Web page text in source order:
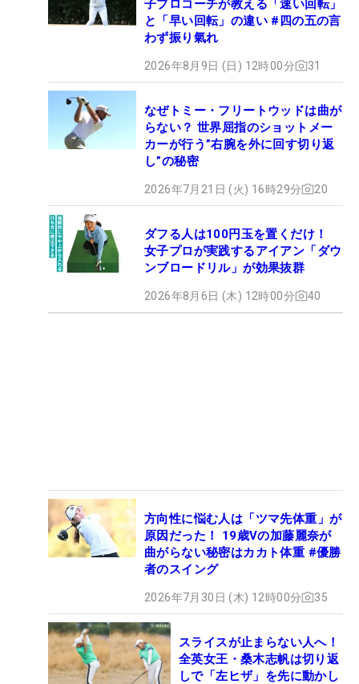
子プロコーチが教える「速い回転」
と「早い回転」の違い #四の五の言
わず振り氣れ
2026年8月9日 (日) 12時00分 31
なぜトミー・フリートウッドは曲が
らない？ 世界屈指のショットメー
カーが行う”右腕を外に回す切り返
し”の秘密
2026年7月21日 (火) 16時29分 20
ダフる人は100円玉を置くだけ！
女子プロが実践するアイアン「ダウ
ンブロードリル」が効果抜群
2026年8月6日 (木) 12時00分 40
方向性に悩む人は「ツマ先体重」が
原因だった！ 19歳Vの加藤麗奈が
曲がらない秘密はカカト体重 #優勝
者のスイング
2026年7月30日 (木) 12時00分 35
スライスが止まらない人へ！
全英女王・桑木志帆は切り返
しで「左ヒザ」を先に動かし